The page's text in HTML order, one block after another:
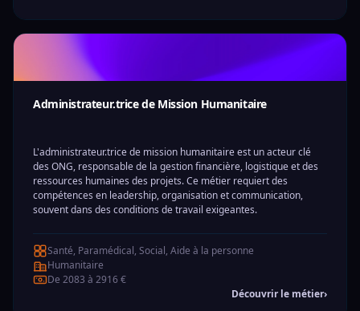
Administrateur.trice de Mission Humanitaire
L'administrateur.trice de mission humanitaire est un acteur clé
des ONG, responsable de la gestion financière, logistique et des
ressources humaines des projets. Ce métier requiert des
compétences en leadership, organisation et communication,
souvent dans des conditions de travail exigeantes.
Santé, Paramédical, Social, Aide à la personne
Humanitaire
De 2083 à 2916 €
Découvrir le métier›